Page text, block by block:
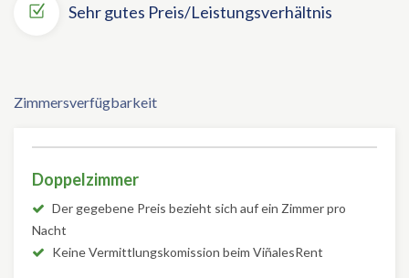
Sehr gutes Preis/Leistungsverhältnis
Zimmersverfügbarkeit
Doppelzimmer
Der gegebene Preis bezieht sich auf ein Zimmer pro
Nacht
Keine Vermittlungskomission beim ViñalesRent